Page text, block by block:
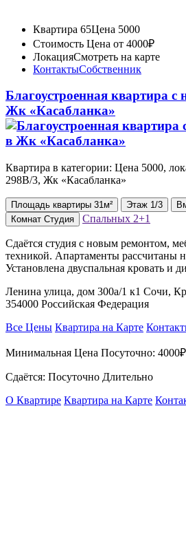
Квартира 65Цена 5000
Стоимость Цена от 4000₽
ЛокацияСмотреть на карте
КонтактыСобственник
Благоустроенная квартира
Жк «Касабланка»
Квартира в категории: Цена 5000,
298В/3, Жк «Касабланка»
Площадь квартиры 31м² Этаж 1/3
Комнат Студия Спальных 2+1
Сдаётся студия с новым ремонтом,
техникой. Апартаменты рассчитаны
Установлена двуспальная кровать и
Ленина улица, дом 300а/1 к1 Сочи,
354000 Российская Федерация
Все Цены Квартира на Карте
Минимальная Цена Посуточно: 4000₽
Сдаётся: Посуточно Длительно
О Квартире Квартира на Карте